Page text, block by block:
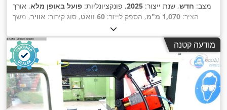
מצב: חדש, שנת ייצור: 2025, פונקציונליות: פועל באופן מלא, אורך
הציר: 1,070 מ"מ , הספק לייזר: 60 וואט , סוג קירור: אוויר, משך
האחריות:12 חודשים
מודעה קטנה